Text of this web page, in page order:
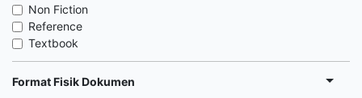
Non Fiction
Reference
Textbook
Format Fisik Dokumen